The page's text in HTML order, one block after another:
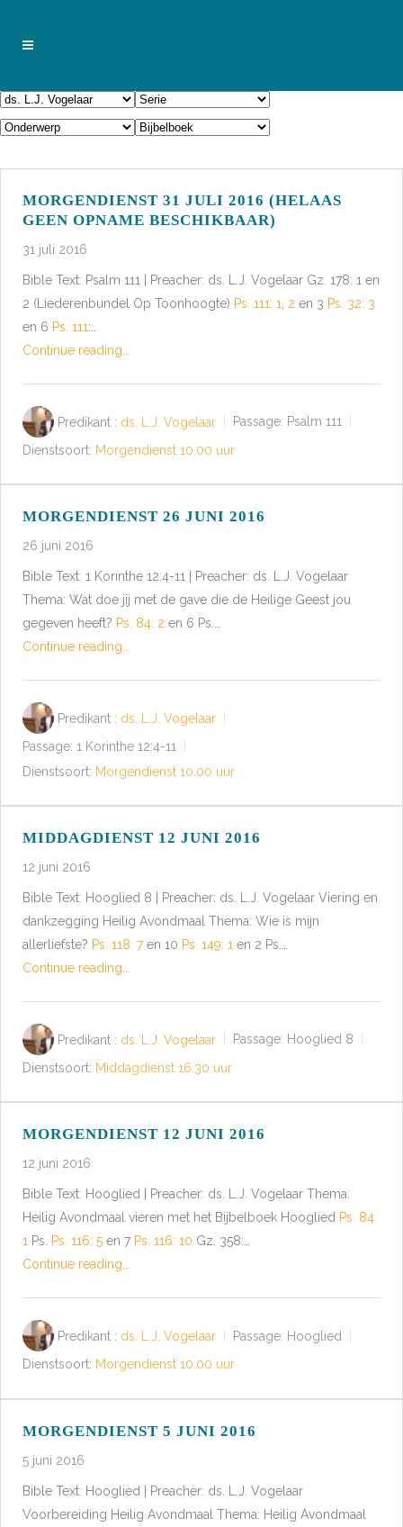
MORGENDIENST 31 JULI 2016 (HELAAS
GEEN OPNAME BESCHIKBAAR)
31 juli 2016
Bible Text: Psalm 111
| Preacher: ds. L.J. Vogelaar Gz. 178: 1 en
2 (Liederenbundel Op Toonhoogte) Ps. 111: 1 2 en 3 Ps. 32: 3
en 6 Ps. 111:…
Continue reading...
Predikant : ds. L.J. Vogelaar Passage: Psalm 111
Dienstsoort: Morgendienst 10.00 uur
MORGENDIENST 26 JUNI 2016
26 juni 2016
Bible Text: 1 Korinthe 12:4-11 | Preacher: ds. L.J. Vogelaar
Thema: Wat doe jij met de gave die de Heilige Geest jou
gegeven heeft? Ps. 84: 2 en 6 Ps.…
Continue reading...
Predikant : ds. L.J. Vogelaar
Passage: 1 Korinthe 12:4-11
Dienstsoort: Morgendienst 10.00 uur
MIDDAGDIENST 12 JUNI 2016
12 juni 2016
Bible Text: Hooglied 8 | Preacher: ds. L.J. Vogelaar Viering en
dankzegging Heilig Avondmaal Thema: Wie is mijn
allerliefste? Ps. 118: 7en 10 Ps. 149: 1 en 2 Ps.…
Continue reading...
Predikant : ds. L.J. Vogelaar Passage: Hooglied 8
Dienstsoort: Middagdienst 16.30 uur
MORGENDIENST 12 JUNI 2016
12 juni 2016
Bible Text: Hooglied | Preacher: ds. L.J. Vogelaar Thema:
Heilig Avondmaal vieren met het Bijbelboek Hooglied Ps. 84:
1 Ps. Ps. 116: 5 en 7 Ps. 116: 10 Gz. 358:…
Continue reading...
Predikant : ds. L.J. Vogelaar Passage: Hooglied
Dienstsoort: Morgendienst 10.00 uur
MORGENDIENST 5 JUNI 2016
5 juni 2016
Bible Text: Hooglied | Preacher: ds. L.J. Vogelaar
Voorbereiding Heilig Avondmaal Thema: Heilig Avondmaal